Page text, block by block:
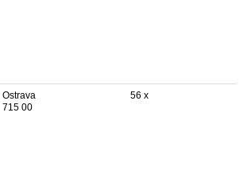
Ostrava
715 00
56 x